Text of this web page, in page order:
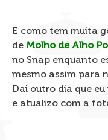
E como tem muita
de Molho de Alho
no Snap enquanto
mesmo assim para
Dai outro dia que
e atualizo com a